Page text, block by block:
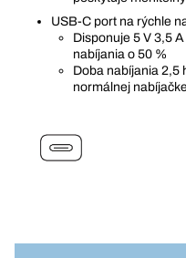
USB-C port na rýchle
Disponuje 5 V 3,5
nabíjania o 50 %
Doba nabíjania 2,5
normálnej